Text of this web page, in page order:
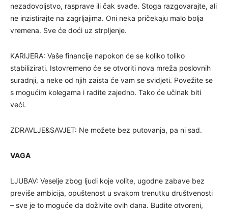
nezadovoljstvo, rasprave ili čak svađe. Stoga razgovarajte, ali
ne inzistirajte na zagrljajima. Oni neka pričekaju malo bolja
vremena. Sve će doći uz strpljenje.
KARIJERA: Vaše financije napokon će se koliko toliko
stabilizirati. Istovremeno će se otvoriti nova mreža poslovnih
suradnji, a neke od njih zaista će vam se svidjeti. Povežite se
s mogućim kolegama i radite zajedno. Tako će učinak biti
veći.
ZDRAVLJE&SAVJET: Ne možete bez putovanja, pa ni sad.
VAGA
LJUBAV: Veselje zbog ljudi koje volite, ugodne zabave bez
previše ambicija, opuštenost u svakom trenutku društvenosti
– sve je to moguće da doživite ovih dana. Budite otvoreni,